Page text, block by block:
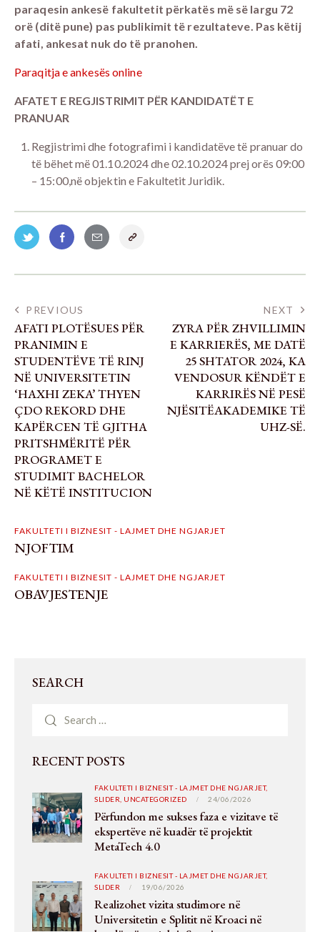
paraqesin ankesë fakultetit përkatës më së largu 72
orë (ditë pune) pas publikimit të rezultateve. Pas këtij
afati, ankesat nuk do të pranohen.
Paraqitja e ankesës online
AFATET E REGJISTRIMIT PËR KANDIDATËT E
PRANUAR
Regjistrimi dhe fotografimi i kandidatëve të pranuar do
të bëhet më 01.10.2024 dhe 02.10.2024 prej orës 09:00
– 15:00,në objektin e Fakultetit Juridik.
PREVIOUS
AFATI PLOTËSUES PËR
PRANIMIN E
STUDENTËVE TË RINJ
NË UNIVERSITETIN
‘HAXHI ZEKA’ THYEN
ÇDO REKORD DHE
KAPËRCEN TË GJITHA
PRITSHMËRITË PËR
PROGRAMET E
STUDIMIT BACHELOR
NË KËTË INSTITUCION
NEXT
ZYRA PËR ZHVILLIMIN
E KARRIERËS, ME DATË
25 SHTATOR 2024, KA
VENDOSUR KËNDËT E
KARRIRËS NË PESË
NJËSITËAKADEMIKE TË
UHZ-SË.
FAKULTETI I BIZNESIT - LAJMET DHE NGJARJET
NJOFTIM
FAKULTETI I BIZNESIT - LAJMET DHE NGJARJET
OBAVJESTENJE
SEARCH
RECENT POSTS
FAKULTETI I BIZNESIT - LAJMET DHE NGJARJET,
SLIDER, UNCATEGORIZED 24/06/2026
Përfundon me sukses faza e vizitave të
ekspertëve në kuadër të projektit
MetaTech 4.0
FAKULTETI I BIZNESIT - LAJMET DHE NGJARJET,
SLIDER
19/06/2026
Realizohet vizita studimore në
Universitetin e Splitit në Kroaci në